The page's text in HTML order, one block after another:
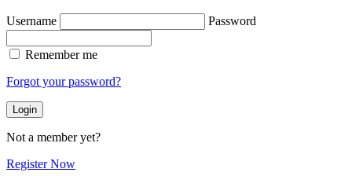
Username Password
Remember me
Forgot your password?
Login
Not a member yet?
Register Now